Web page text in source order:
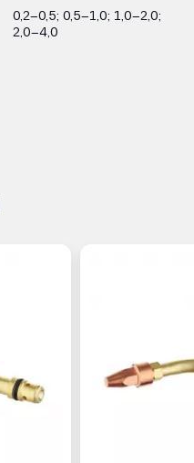
0,2–0,5; 0,5–1,0; 1,0–2,0;
2,0–4,0